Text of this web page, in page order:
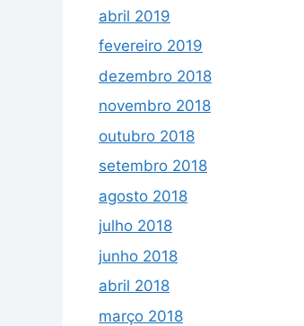
abril 2019
fevereiro 2019
dezembro 2018
novembro 2018
outubro 2018
setembro 2018
agosto 2018
julho 2018
junho 2018
abril 2018
março 2018